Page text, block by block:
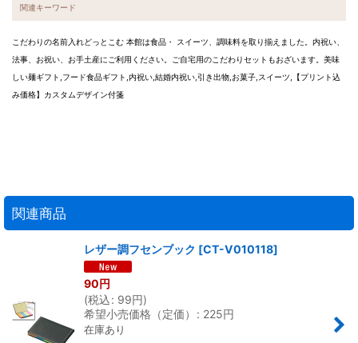
関連キーワード
こだわりの名前入れどっとこむ 本館は食品・ スイーツ、調味料を取り揃えました。内祝い、
法事、お祝い、お手土産にご利用ください。ご自宅用のこだわりセットもおざいます。美味
しい麺ギフト,フード食品ギフト,内祝い,結婚内祝い,引き出物,お菓子,スイーツ,【プリント込
み価格】カスタムデザイン付箋
関連商品
レザー調フセンブック [CT-V010118]
90円
(税込: 99円)
希望小売価格（定価）
: 225円
在庫あり